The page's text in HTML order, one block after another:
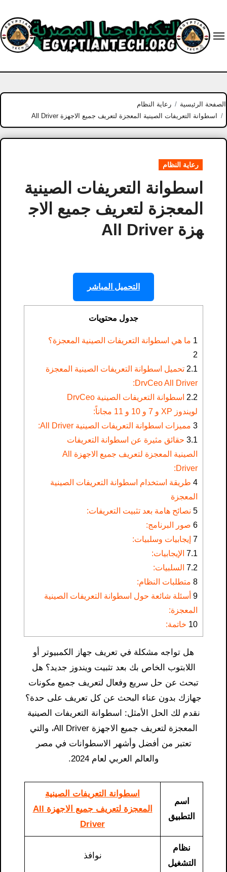
content
الصفحة الرئيسية
رعاية النظام
اسطوانة التعريفات الصينية المعجزة لتعريف جميع الاجهزة All Driver
رعاية النظام
اسطوانة التعريفات الصينية
المعجزة لتعريف جميع الاج
هزة All Driver
التحميل المباشر
جدول محتويات
1 ما هي اسطوانة التعريفات الصينية المعجزة؟
2
2.1 تحميل اسطوانة التعريفات الصينية المعجزة
DrvCeo All Driver:
2.2
اسطوانة التعريفات الصينية DrvCeo
لويندوز XP و 7 و 10 و 11 مجاناً:
3 مميزات اسطوانة التعريفات الصينية All Driver:
3.1 حقائق مثيرة عن اسطوانة التعريفات
الصينية المعجزة لتعريف جميع الاجهزة All
Driver:
4 طريقة استخدام اسطوانة التعريفات الصينية
المعجزة
5 نصائح هامة بعد تثبيت التعريفات:
6 صور البرنامج:
7 إيجابيات وسلبيات:
7.1 الإيجابيات:
7.2 السلبيات:
8 متطلبات النظام:
9 أسئلة شائعة حول اسطوانة التعريفات الصينية
المعجزة:
10 خاتمة:
هل تواجه مشكلة في تعريف جهاز الكمبيوتر أو
اللابتوب الخاص بك بعد تثبيت ويندوز جديد؟ هل
تبحث عن حل سريع وفعال لتعريف جميع مكونات
جهازك بدون عناء البحث عن كل تعريف على حدة؟
نقدم لك الحل الأمثل: اسطوانة التعريفات الصينية
المعجزة لتعريف جميع الاجهزة All Driver، والتي
تعتبر من أفضل وأشهر الاسطوانات في مصر
والعالم العربي لعام 2024.
اسم
التطبيق
اسطوانة التعريفات الصينية
المعجزة لتعريف جميع الاجهزة All
Driver
نظام
التشغيل
نوافذ